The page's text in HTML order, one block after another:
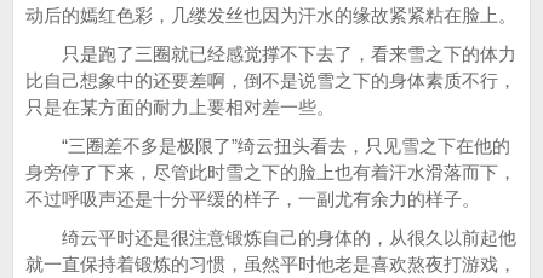
动后的嫣红色彩，几缕发丝也因为汗水的缘故紧紧粘在脸上。
只是跑了三圈就已经感觉撑不下去了，看来雪之下的体力
比自己想象中的还要差啊，倒不是说雪之下的身体素质不行，
只是在某方面的耐力上要相对差一些。
“三圈差不多是极限了”绮云扭头看去，只见雪之下在他的
身旁停了下来，尽管此时雪之下的脸上也有着汗水滑落而下，
不过呼吸声还是十分平缓的样子，一副尤有余力的样子。
绮云平时还是很注意锻炼自己的身体的，从很久以前起他
就一直保持着锻炼的习惯，虽然平时他老是喜欢熬夜打游戏，